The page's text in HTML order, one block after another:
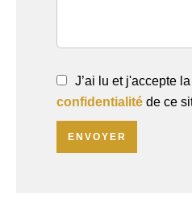
J’ai lu et j'accepte la
confidentialité de ce
ENVOYER